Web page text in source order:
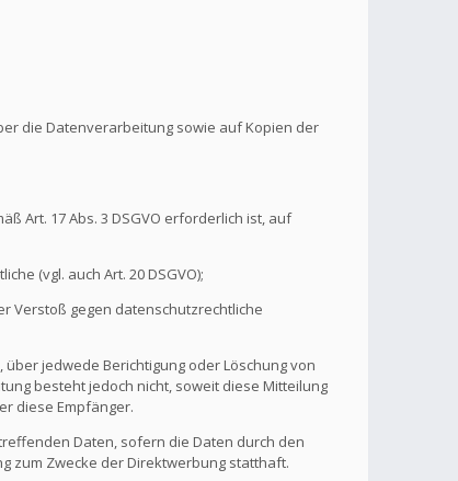
die Datenverarbeitung sowie auf Kopien der
Art. 17 Abs. 3 DSGVO erforderlich ist, auf
(vgl. auch Art. 20 DSGVO);
Verstoß gegen datenschutzrechtliche
jedwede Berichtigung oder Löschung von
besteht jedoch nicht, soweit diese Mitteilung
diese Empfänger.
Daten, sofern die Daten durch den
zum Zwecke der Direktwerbung statthaft.